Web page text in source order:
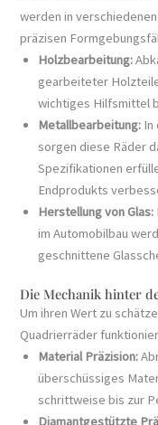
werden in
präzisen
Holzbearbeitung:
gearbeiteter
wichtiges Hilfsmittel
Metallbearbeitung: In
sorgen diese Räder
Spezifikationen
Endprodukts
Herstellung von Glas:
im Automobilbau
geschnittene
Die Mechanik hinter
Um ihren Wert zu
Quadrierräder
Material Präzision:
überschüssiges
schrittweise bis zur
Diamantgestützte